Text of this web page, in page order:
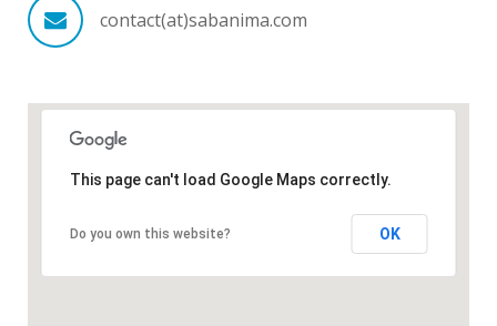
contact(at)sabanima.com
This page can't load Google Maps correctly.
Do you own this website? OK